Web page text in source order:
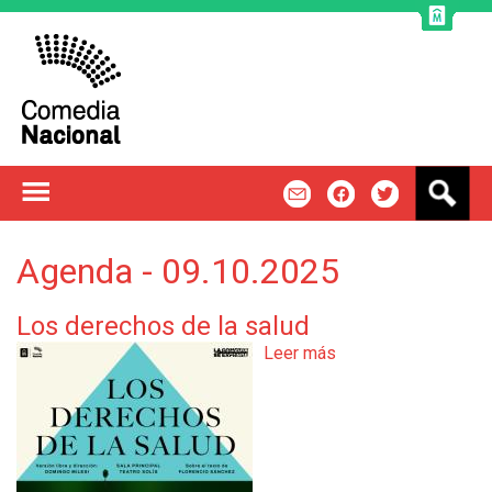
Agenda - 09.10.2025
Los derechos de la salud
Leer más
s